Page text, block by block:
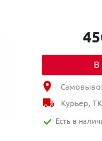
В
Курьер, ТК
Есть в